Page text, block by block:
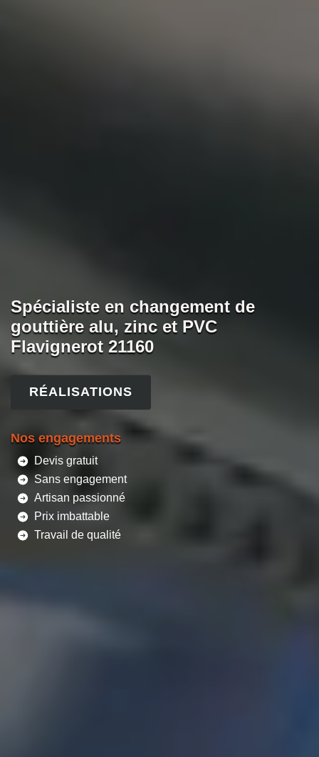
Spécialiste en changement de
gouttière alu, zinc et PVC
Flavignerot 21160
RÉALISATIONS
Nos engagements
Devis gratuit
Sans engagement
Artisan passionné
Prix imbattable
Travail de qualité